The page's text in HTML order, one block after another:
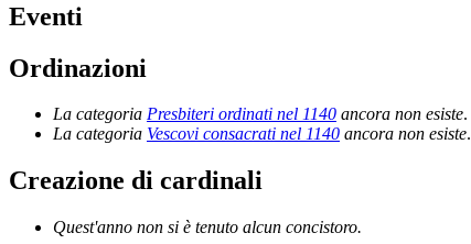
Eventi
Ordinazioni
La categoria Presbiteri ordinati nel 1140 ancora non esiste.
La categoria Vescovi consacrati nel 1140 ancora non esiste.
Creazione di cardinali
Quest'anno non si è tenuto alcun concistoro.